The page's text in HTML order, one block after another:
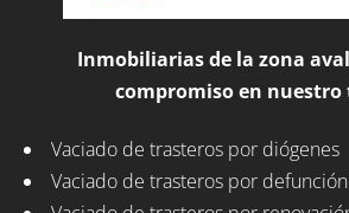
Inmobiliarias de la zona
compromiso en
Vaciado de trasteros por diógenes
Vaciado de trasteros por defunción